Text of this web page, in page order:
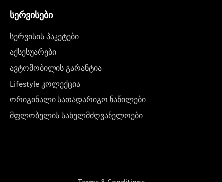
სერვისები
სერვისის პაკეტები
აქსესუარები
ავტომობილის გარანტია
Lifestyle კოლექცია
ორიგინალი სათადარიგო ნაწილები
მფლობელის სახელმძღვანელოები